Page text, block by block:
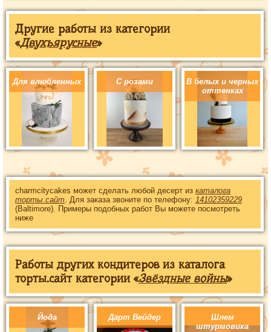
Другие работы из категории
«Двухъярусные»
Для влюбленных С розами
В белых и черных
оттенках
charmcitycakes может сделать любой десерт из каталога
торты.сайт. Для заказа звоните по телефону: 14102359229
(Baltimore). Примеры подобных работ Вы можете посмотреть
ниже
Работы других кондитеров из каталога
торты.сайт категории «Звёздные войны»
Йода Дарт Вейдер
Шлем
штурмовика